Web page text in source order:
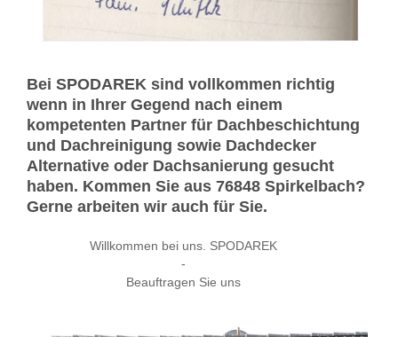
Bei SPODAREK sind vollkommen richtig
wenn in Ihrer Gegend nach einem
kompetenten Partner für Dachbeschichtung
und Dachreinigung sowie Dachdecker
Alternative oder Dachsanierung gesucht
haben. Kommen Sie aus 76848 Spirkelbach?
Gerne arbeiten wir auch für Sie.
Willkommen bei uns. SPODAREK
-
Beauftragen Sie uns